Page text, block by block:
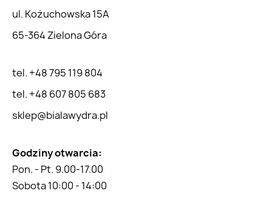
ul. Kożuchowska 15A
65-364 Zielona Góra
tel. +48 795 119 804
tel. +48 607 805 683
sklep@bialawydra.pl
Godziny otwarcia:
Pon. - Pt. 9.00-17.00
Sobota 10:00 - 14:00